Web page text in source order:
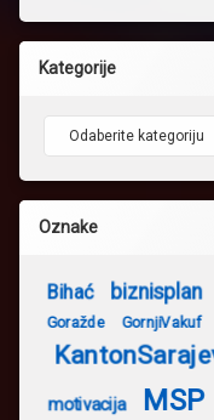
Kategorije
Kategorije
Oznake
Bihać biznisplan
Goražde GornjiVakuf
motivacija MSP